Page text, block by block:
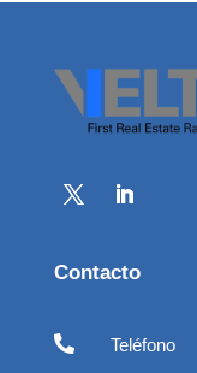
Contacto

Teléfono